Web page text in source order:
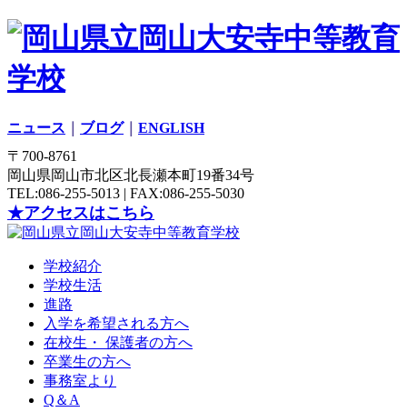
ニュース ブログ｜ ENGLISH
〒700-8761
岡山県岡山市北区北長瀬本町19番34号
TEL:086-255-5013 | FAX:086-255-5030
★アクセスはこちら
学校紹介
学校生活
進路
入学を希望される方へ
在校生・ 保護者の方へ
卒業生の方へ
事務室より
Q＆A